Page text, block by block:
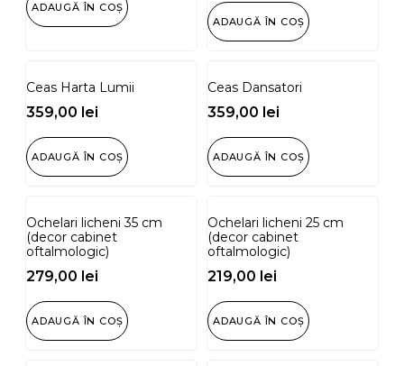
ADAUGĂ ÎN COȘ
ADAUGĂ ÎN COȘ
Ceas Harta Lumii
359,00 lei
ADAUGĂ ÎN COȘ
Ceas Dansatori
359,00 lei
ADAUGĂ ÎN COȘ
Ochelari licheni 35 cm
(decor cabinet
oftalmologic)
279,00 lei
ADAUGĂ ÎN COȘ
Ochelari licheni 25 cm
(decor cabinet
oftalmologic)
219,00 lei
ADAUGĂ ÎN COȘ